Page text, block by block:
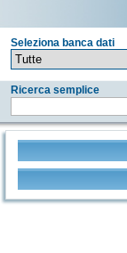
Seleziona banca dati
Ricerca semplice